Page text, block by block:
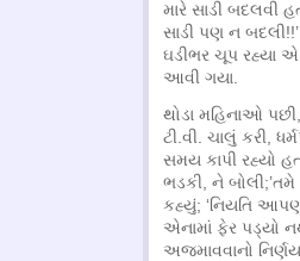
મારે સાડી બદલવી
સાડી પણ ન
ઘડીભર ચૂપ રહ્યા
આવી ગયા.
થોડા મહિનાઓ
ટી.વી. ચાલું કરી,
સમય કાપી રહ્યો
ભડકી, ને
કહ્યું; ‘નિયતિ
એનામાં ફેર પડ્યો
અજમાવવાનો